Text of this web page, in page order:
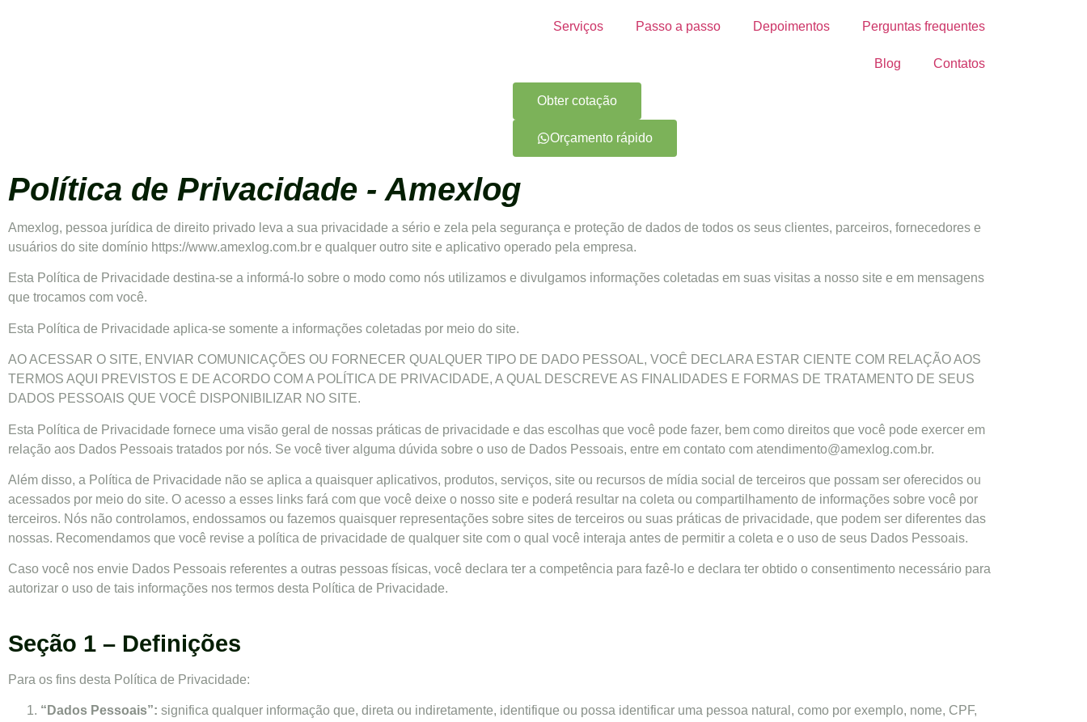
Serviços Passo a passo Depoimentos Perguntas frequentes
Blog Contatos
Obter cotação
Orçamento rápido
Política de Privacidade - Amexlog
Amexlog, pessoa jurídica de direito privado leva a sua privacidade a sério e zela pela segurança e proteção de dados de todos os seus clientes, parceiros, fornecedores e
usuários do site domínio https://www.amexlog.com.br e qualquer outro site e aplicativo operado pela empresa.
Esta Política de Privacidade destina-se a informá-lo sobre o modo como nós utilizamos e divulgamos informações coletadas em suas visitas a nosso site e em mensagens
que trocamos com você.
Esta Política de Privacidade aplica-se somente a informações coletadas por meio do site.
AO ACESSAR O SITE, ENVIAR COMUNICAÇÕES OU FORNECER QUALQUER TIPO DE DADO PESSOAL, VOCÊ DECLARA ESTAR CIENTE COM RELAÇÃO AOS
TERMOS AQUI PREVISTOS E DE ACORDO COM A POLÍTICA DE PRIVACIDADE, A QUAL DESCREVE AS FINALIDADES E FORMAS DE TRATAMENTO DE SEUS
DADOS PESSOAIS QUE VOCÊ DISPONIBILIZAR NO SITE.
Esta Política de Privacidade fornece uma visão geral de nossas práticas de privacidade e das escolhas que você pode fazer, bem como direitos que você pode exercer em
relação aos Dados Pessoais tratados por nós. Se você tiver alguma dúvida sobre o uso de Dados Pessoais, entre em contato com atendimento@amexlog.com.br.
Além disso, a Política de Privacidade não se aplica a quaisquer aplicativos, produtos, serviços, site ou recursos de mídia social de terceiros que possam ser oferecidos ou
acessados por meio do site. O acesso a esses links fará com que você deixe o nosso site e poderá resultar na coleta ou compartilhamento de informações sobre você por
terceiros. Nós não controlamos, endossamos ou fazemos quaisquer representações sobre sites de terceiros ou suas práticas de privacidade, que podem ser diferentes das
nossas. Recomendamos que você revise a política de privacidade de qualquer site com o qual você interaja antes de permitir a coleta e o uso de seus Dados Pessoais.
Caso você nos envie Dados Pessoais referentes a outras pessoas físicas, você declara ter a competência para fazê-lo e declara ter obtido o consentimento necessário para
autorizar o uso de tais informações nos termos desta Política de Privacidade.
Seção 1 – Definições
Para os fins desta Política de Privacidade:
“Dados Pessoais”: significa qualquer informação que, direta ou indiretamente, identifique ou possa identificar uma pessoa natural, como por exemplo, nome, CPF,